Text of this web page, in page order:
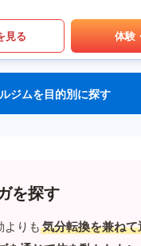
見る 体験
ジムを目的別に探す
を探す
よりも 気分転換を兼ね